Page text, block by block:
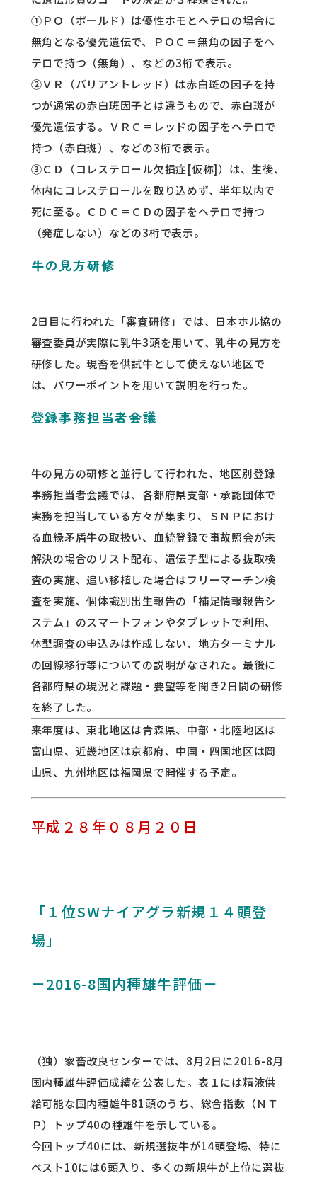
①ＰＯ（ポールド）は優性ホモとヘテロの場合に
無角となる優先遺伝で、ＰＯＣ＝無角の因子をヘ
テロで持つ（無角）、などの3桁で表示。
②ＶＲ（バリアントレッド）は赤白斑の因子を持
つが通常の赤白斑因子とは違うもので、赤白斑が
優先遺伝する。ＶＲＣ＝レッドの因子をヘテロで
持つ（赤白斑）、などの3桁で表示。
③ＣＤ（コレステロール欠損症[仮称]）は、生後、
体内にコレステロールを取り込めず、半年以内で
死に至る。ＣＤＣ＝ＣＤの因子をヘテロで持つ
（発症しない）などの3桁で表示。
牛の見方研修
2日目に行われた「審査研修」では、日本ホル協の
審査委員が実際に乳牛3頭を用いて、乳牛の見方を
研修した。現畜を供試牛として使えない地区で
は、パワーポイントを用いて説明を行った。
登録事務担当者会議
牛の見方の研修と並行して行われた、地区別登録
事務担当者会議では、各都府県支部・承認団体で
実務を担当している方々が集まり、ＳＮＰにおけ
る血縁矛盾牛の取扱い、血統登録で事故照会が未
解決の場合のリスト配布、遺伝子型による抜取検
査の実施、追い移植した場合はフリーマーチン検
査を実施、個体識別出生報告の「補足情報報告シ
ステム」のスマートフォンやタブレットで利用、
体型調査の申込みは作成しない、地方ターミナル
の回線移行等についての説明がなされた。最後に
各都府県の現況と課題・要望等を聞き2日間の研修
を終了した。
来年度は、東北地区は青森県、中部・北陸地区は
富山県、近畿地区は京都府、中国・四国地区は岡
山県、九州地区は福岡県で開催する予定。
平成２８年０８月２０日
「１位SWナイアグラ新規１４頭登
場」
－2016-8国内種雄牛評価－
（独）家畜改良センターでは、8月2日に2016-8月
国内種雄牛評価成績を公表した。表１には精液供
給可能な国内種雄牛81頭のうち、総合指数（ＮＴ
Ｐ）トップ40の種雄牛を示している。
今回トップ40には、新規選抜牛が14頭登場、特に
ベスト10には6頭入り、多くの新規牛が上位に選抜